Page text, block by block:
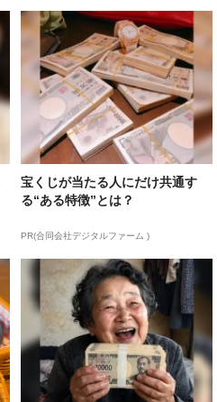
宝くじが当たる人にだけ共通す
る“ある特徴”とは？
PR(合同会社デジタルファーム )